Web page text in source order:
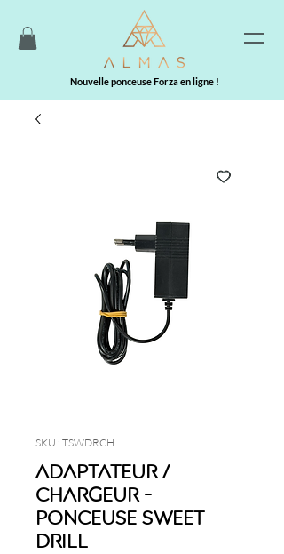
Nouvelle ponceuse Forza en ligne !
SKU : TSWDRCH
Adaptateur /
Chargeur -
Ponceuse Sweet
Drill